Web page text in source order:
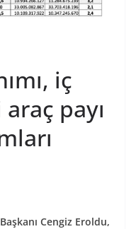
iç
payı
Cengiz Eroldu,